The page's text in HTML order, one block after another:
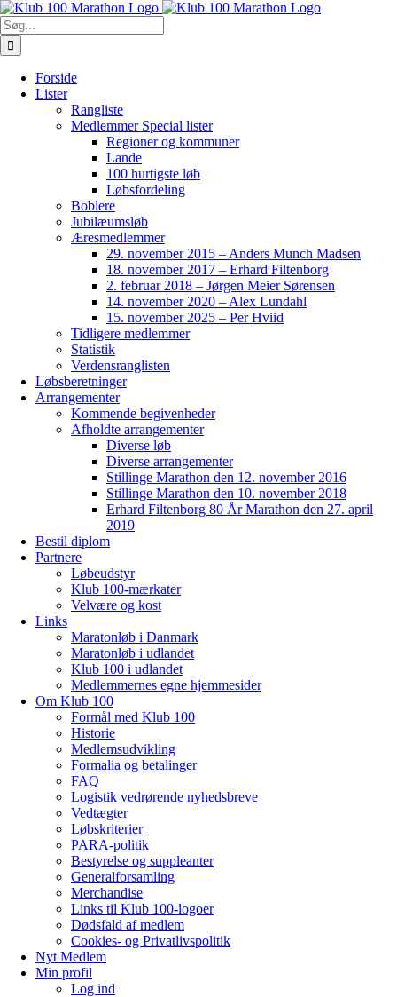
Skip
to
content
Søg
efter:
Forside
Lister
Rangliste
Medlemmer Special lister
Regioner og kommuner
Lande
100 hurtigste løb
Løbsfordeling
Boblere
Jubilæumsløb
Æresmedlemmer
29. november 2015 – Anders Munch Madsen
18. november 2017 – Erhard Filtenborg
2. februar 2018 – Jørgen Meier Sørensen
14. november 2020 – Alex Lundahl
15. november 2025 – Per Hviid
Tidligere medlemmer
Statistik
Verdensranglisten
Løbsberetninger
Arrangementer
Kommende begivenheder
Afholdte arrangementer
Diverse løb
Diverse arrangementer
Stillinge Marathon den 12. november 2016
Stillinge Marathon den 10. november 2018
Erhard Filtenborg 80 År Marathon den 27. april
2019
Bestil diplom
Partnere
Løbeudstyr
Klub 100-mærkater
Velvære og kost
Links
Maratonløb i Danmark
Maratonløb i udlandet
Klub 100 i udlandet
Medlemmernes egne hjemmesider
Om Klub 100
Formål med Klub 100
Historie
Medlemsudvikling
Formalia og betalinger
FAQ
Logistik vedrørende nyhedsbreve
Vedtægter
Løbskriterier
PARA-politik
Bestyrelse og suppleanter
Generalforsamling
Merchandise
Links til Klub 100-logoer
Dødsfald af medlem
Cookies- og Privatlivspolitik
Nyt Medlem
Min profil
Log ind